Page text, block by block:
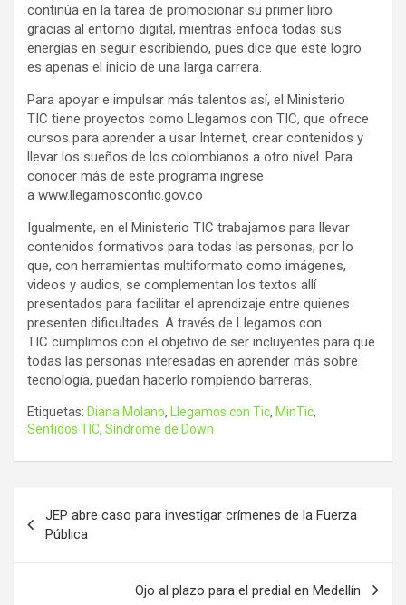
continúa en la tarea de promocionar su primer libro
gracias al entorno digital, mientras enfoca todas sus
energías en seguir escribiendo, pues dice que este logro
es apenas el inicio de una larga carrera.
Para apoyar e impulsar más talentos así, el Ministerio
TIC tiene proyectos como Llegamos con TIC, que ofrece
cursos para aprender a usar Internet, crear contenidos y
llevar los sueños de los colombianos a otro nivel. Para
conocer más de este programa ingrese
a www.llegamoscontic.gov.co
Igualmente, en el Ministerio TIC trabajamos para llevar
contenidos formativos para todas las personas, por lo
que, con herramientas multiformato como imágenes,
videos y audios, se complementan los textos allí
presentados para facilitar el aprendizaje entre quienes
presenten dificultades. A través de Llegamos con
TIC cumplimos con el objetivo de ser incluyentes para que
todas las personas interesadas en aprender más sobre
tecnología, puedan hacerlo rompiendo barreras.
Etiquetas: Diana Molano, Llegamos con Tic, MinTic,
Sentidos TIC, Síndrome de Down
de
entradas
JEP abre caso para investigar crímenes de la Fuerza
Pública
Ojo al plazo para el predial en Medellín